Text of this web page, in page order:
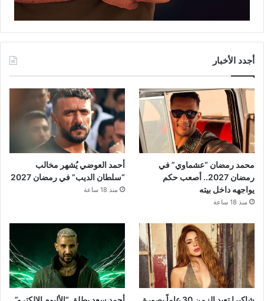
أجدد الأخبار
محمد رمضان “عشماوي” في
رمضان 2027.. أصعب حكم
يواجهه داخل بيته
منذ 18 ساعة
أحمد العوضي يُشهر مخالب
“سلطان الديب” في رمضان 2027
منذ 18 ساعة